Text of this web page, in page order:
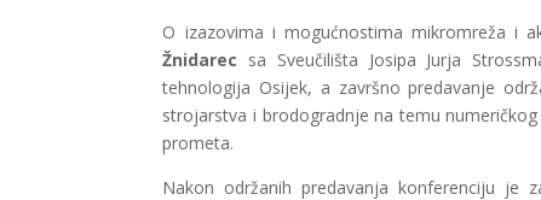
O izazovima i mogućnostima mikromreža i
Žnidarec sa Sveučilišta Josipa Jurja
tehnologija Osijek, a završno predavanje
strojarstva i brodogradnje na temu
prometa.
Nakon održanih predavanja konferenciju je